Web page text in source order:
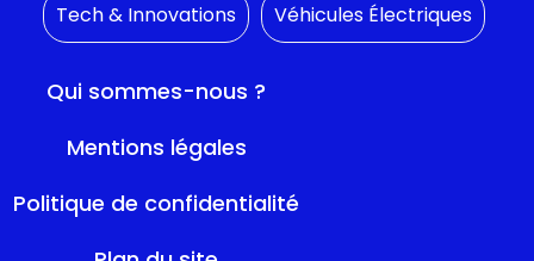
Tech & Innovations Véhicules Électriques
Qui sommes-nous ?
Mentions légales
Politique de confidentialité